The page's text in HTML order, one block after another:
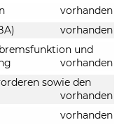
vorhanden
vorhanden
und
vorhanden
sowie den
vorhanden
vorhanden